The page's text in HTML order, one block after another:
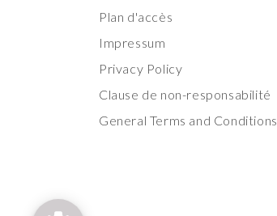
Plan d'accès
Impressum
Privacy Policy
Clause de non-responsabilité
General Terms and Conditions